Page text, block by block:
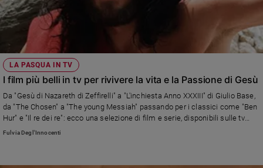
LA PASQUA IN TV
I film più belli in tv per rivivere la vita e la Passione di Gesù
Da "Gesù di Nazareth di Zeffirelli" a "L'inchiesta Anno XXXIII" di Giulio Base,
da "The Chosen" a "The young Messiah" passando per i classici come "Ben
Hur" e "Il re dei re": ecco una selezione di film e serie, disponibili sulle tv
generaliste e sulle piattaforme, che raccontano la Pasqua e il messaggio di
Fulvia Degl'Innocenti